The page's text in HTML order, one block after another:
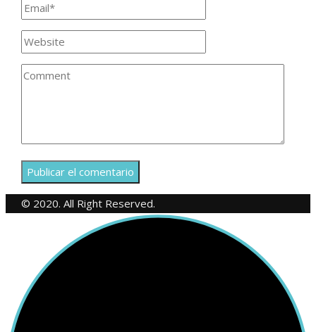
© 2020. All Right Reserved.